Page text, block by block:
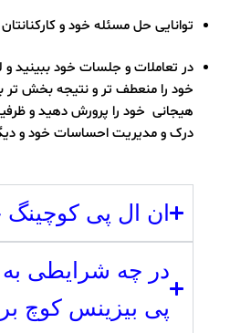
توانایی حل مسئله خود و
در تعاملات و جلسات خود ببینید
خود را منعطف تر و نتیجه بخش
هیجانی خود را پرورش دهید و
درک و مدیریت احساسات خود و
ان ال پی
در چه شرایطی
پی بیزینس کوچ